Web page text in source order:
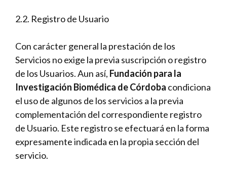
2.2. Registro de Usuario
Con carácter general la prestación de los
Servicios no exige la previa suscripción o registro
de los Usuarios. Aun así, Fundación para la
Investigación Biomédica de Córdoba condiciona
el uso de algunos de los servicios a la previa
complementación del correspondiente registro
de Usuario. Este registro se efectuará en la forma
expresamente indicada en la propia sección del
servicio.